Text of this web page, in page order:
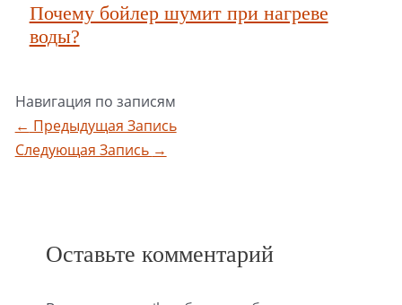
Почему бойлер шумит при нагреве
воды?
Навигация по записям
← Предыдущая Запись
Следующая Запись →
Оставьте комментарий